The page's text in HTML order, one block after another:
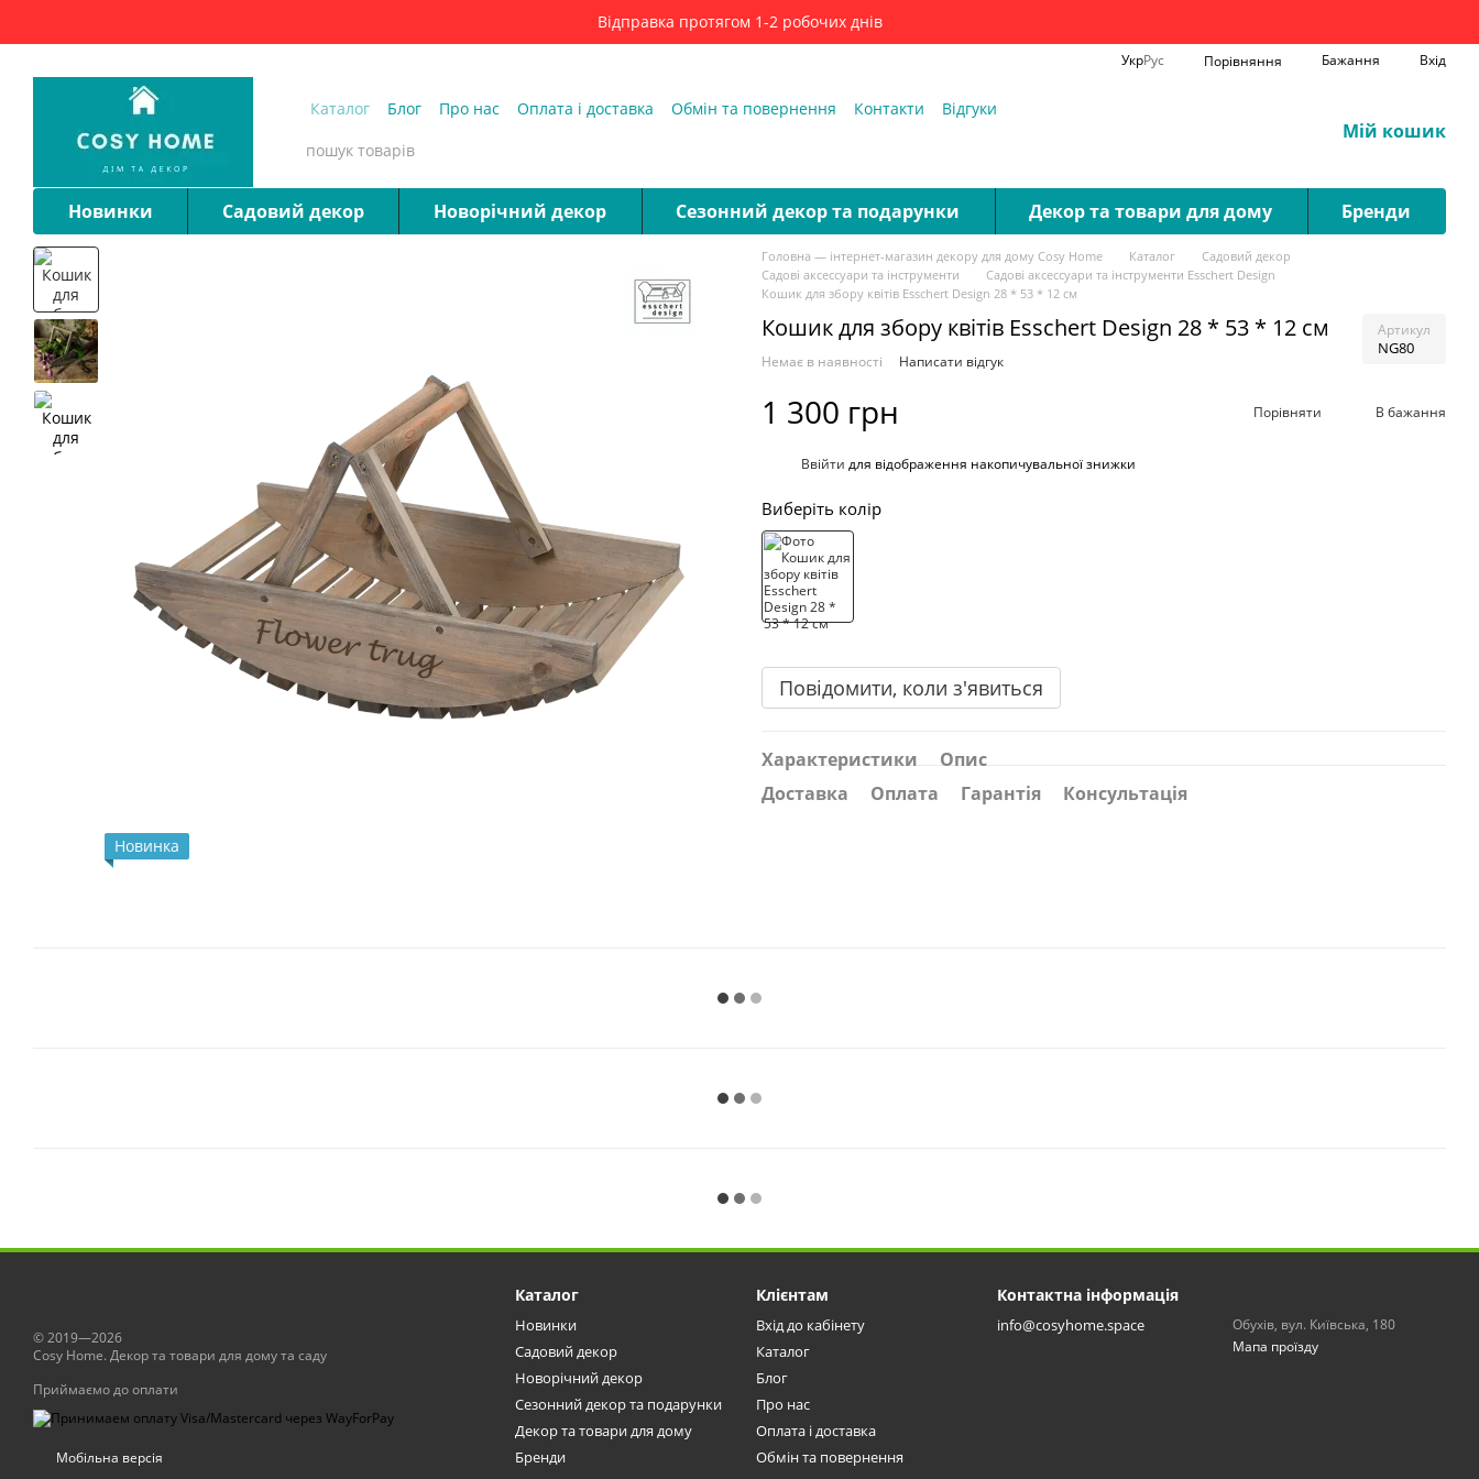
Відправка протягом 1-2 робочих днів
УкрРус Порівняння Бажання Вхід
Каталог Блог Про нас Оплата і доставка Обмін та повернення Контакти
Відгуки
Мій кошик
Новинки Садовий декор Новорічний декор Сезонний декор та подарунки Декор та товари для дому Бренди
Новинка
Головна — інтернет-магазин декору для дому Cosy Home Каталог
Садовий декор
Садові аксессуари та інструменти
Садові аксессуари та інструменти Esschert Design
Кошик для збору квітів Esschert Design 28 * 53 * 12 см
Кошик для збору квітів Esschert Design 28 * 53 * 12 см Артикул
NG80
Немає в наявності Написати відгук
1 300 грн Порівняти В бажання
Ввійти для відображення накопичувальної знижки
Виберіть колір
Повідомити, коли з'явиться
Характеристики
Опис
Доставка
Оплата Гарантія Консультація
© 2019—2026
Сosy Home. Декор та товари для дому та саду
Приймаємо до оплати
Мобільна версія
Каталог
Новинки
Садовий декор
Новорічний декор
Сезонний декор та подарунки
Декор та товари для дому
Бренди
Клієнтам
Вхід до кабінету
Каталог
Блог
Про нас
Оплата і доставка
Обмін та повернення
Контактна інформація
info@cosyhome.space
Обухів, вул. Київська, 180
Мапа проїзду